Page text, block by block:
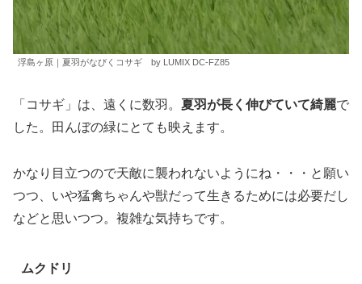
浮島ヶ原｜夏羽がなびくコサギ by LUMIX DC-FZ85
「コサギ」は、遠くに数羽。 夏羽が長く伸びていて綺麗で
した。田んぼの緑にとても映えます。
かなり目立つので天敵に襲われないようにね・・・と願い
つつ、いや猛禽ちゃんや獣だって生きるためには必要だし
などと思いつつ。複雑な気持ちです。
ムクドリ